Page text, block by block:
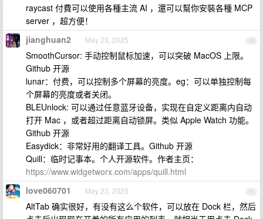
raycast 付費可以使用各種主流 AI ，還可以幫你安裝各種 MCP
server ，超方便！
10
jianghuan2 May 23, 2025
SmoothCursor: 手动控制鼠标加速，可以突破 MacOS 上限。
Github 开源
lunar：付费，可以控制多个屏幕的亮度。eg：可以单独控制每
个屏幕的亮度或者关闭。
BLEUnlock: 可以通过任意蓝牙设备，实现在自定义距离内自动
打开 Mac ，或者超过距离自动锁屏。类似 Apple Watch 功能。
Github 开源
Easydick：非常好用的翻译工具。Github 开源
Quill：临时记事本。个人开源软件。作者主页：
https://www.widgetworx.com/apps/quill.html
11
love060701 May 23, 2025
AltTab 确实很好，有没有这么个软件，可以放在 Dock 栏，然后